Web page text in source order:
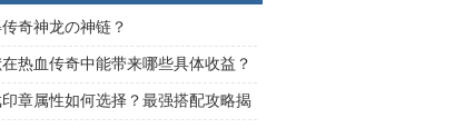
奇神龙の神链？
热血传奇中能带来哪些具体收益？
章属性如何选择？最强搭配攻略揭